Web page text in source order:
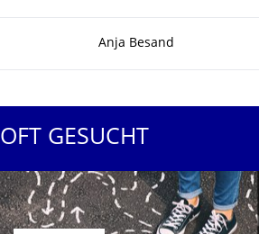
Anja Besand
OFT GESUCHT